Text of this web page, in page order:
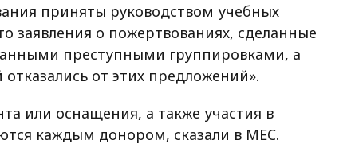
приняты руководством учебных
заявления о пожертвованиях, сделанные
преступными группировками, а
от этих предложений».
или оснащения, а также участия в
каждым донором, сказали в MEC.